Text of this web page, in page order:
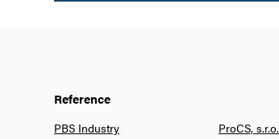
Reference
PBS Industry
ProCS, s.r.o.